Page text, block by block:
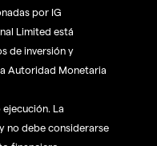
por IG
Limited está
de inversión y
Autoridad Monetaria
La
no debe considerarse